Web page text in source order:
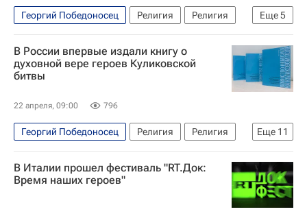
Еще5
Георгий Победоносец Религия
Религия
Москва
Московская область (Подмосковье)
Николай Чудотворец
Александр Невский
Русская православная церковь
В России впервые издали книгу о
духовной вере героев Куликовской
битвы
22 апреля, 09:00 796
Еще 11
Георгий Победоносец Религия
Религия
Общество
Россия
Николай Чудотворец
Дмитрий Донской
Что не найдешь в учебнике
В Италии прошел фестиваль "RT.Док:
Время наших героев"